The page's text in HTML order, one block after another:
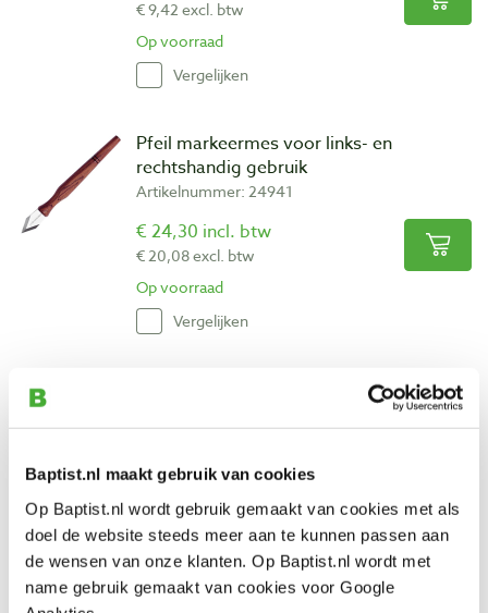
Baptist.nl maakt gebruik van cookies
Op Baptist.nl wordt gebruik gemaakt van cookies met als
doel de website steeds meer aan te kunnen passen aan
de wensen van onze klanten. Op Baptist.nl wordt met
name gebruik gemaakt van cookies voor Google
€ 9,42 excl. btw
Op voorraad
Vergelijken
Pfeil markeermes voor links- en
rechtshandig gebruik
Artikelnummer: 24941
€ 24,30 incl. btw
€ 20,08 excl. btw
Op voorraad
Vergelijken
Corradi zaagvijl driezijdig extra fijn 100
€ 10,25 incl. btw
€ 8,47 excl. btw
Op voorraad
Vergelijken